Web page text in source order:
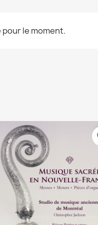
pour le moment.